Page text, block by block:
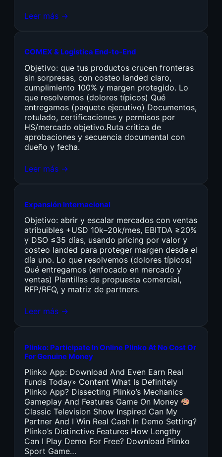
Leer más →
COMEX & Logística End-to-End
Objetivo: que tus productos crucen fronteras
sin sorpresas, con costeo landed claro,
cumplimiento 100% y margen protegido. Lo
que resolvemos (dolores típicos) Qué
entregamos (paquete ejecutivo) Documentos,
rotulado, certificaciones y permisos por
HS/mercado objetivo.Ruta crítica de
aprobaciones y secuencia documental con
dueño y fecha.
Leer más →
Expansión Internacional
Objetivo: abrir y escalar mercados con ventas
atribuibles +USD 10k–20k/mes, EBITDA ≥20%
y DSO ≤35 días, usando pricing por valor y
costeo landed para proteger margen desde el
día uno. Lo que resolvemos (dolores típicos)
Qué entregamos (enfocado en mercado y
ventas) Plantillas de propuesta comercial,
RFP/RFQ, y matriz de partners.
Leer más →
Plinko: Participate In Online Plinko At No Cost Or
For Genuine Money
Plinko App: Download And Even Earn Real
Funds Today» Content What Is Definitely
Plinko App? Dissecting Plinko’s Mechanics
Gameplay And Features Game On Money
Classic Television Show Inspired Can My
Partner And I Win Real Cash In Demo Setting?
Plinko’s Distinctive Features How Lengthy
Can I Play Demo For Free? Download Plinko
Sport Game…